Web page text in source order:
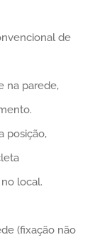
de
na parede,
posição,
local.
(fixação não